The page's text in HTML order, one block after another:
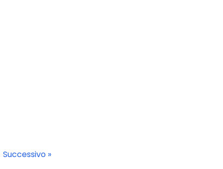
Successivo »